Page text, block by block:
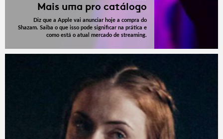
Mais uma pro catálogo
Diz que a Apple vai anunciar hoje a compra do
Shazam. Saiba o que isso pode significar na prática e
como está o atual mercado de streaming.